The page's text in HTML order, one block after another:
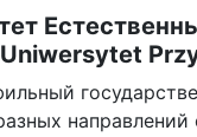
направлений